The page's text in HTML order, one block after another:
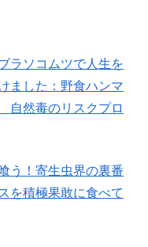
ラソコムツで人生を
ました：野食ハンマ
自然毒のリスクプロ
う！寄生虫界の裏番
を積極果敢に食べて